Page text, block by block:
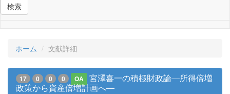
検索
ホーム 文献詳細
17 0 0 0 OA
宮澤喜一の積極財政論―所得倍増
政策から資産倍増計画へ―